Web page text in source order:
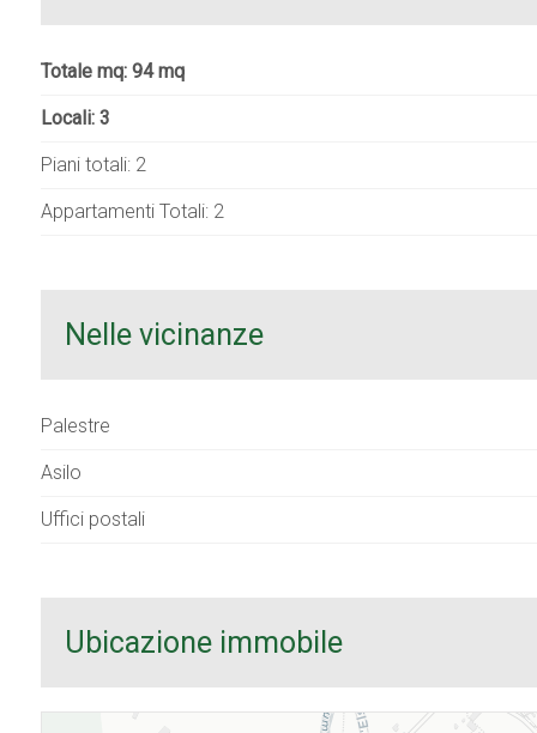
Totale mq: 94 mq
Locali: 3
Piani totali: 2
Appartamenti Totali: 2
Nelle vicinanze
Palestre
Asilo
Uffici postali
Ubicazione immobile